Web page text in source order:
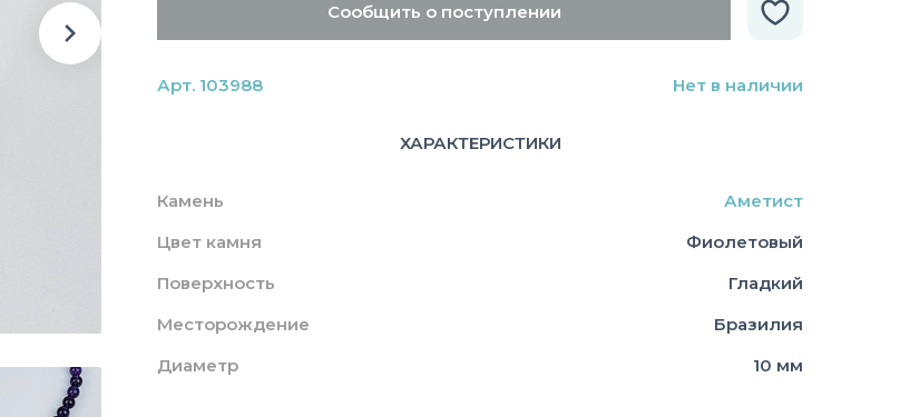
Сообщить о поступлении
Арт. 103988 Нет в наличии
ХАРАКТЕРИСТИКИ
Камень
Аметист
Цвет камня
Фиолетовый
Поверхность
Гладкий
Месторождение
Бразилия
Диаметр
10 мм